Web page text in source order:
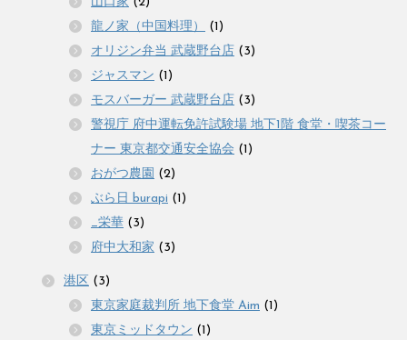
龍ノ家（中国料理）
(1)
オリジン弁当 武蔵野台店 (3)
ジャスマン (1)
モスバーガー 武蔵野台店 (3)
警視庁 府中運転免許試験場 地下1階 食堂・喫茶コー
ナー 東京都交通安全協会 (1)
おがつ農園 (2)
ぶら日 burapi (1)
_栄華 (3)
府中大和家 (3)
港区 (3)
東京家庭裁判所 地下食堂 Aim (1)
東京ミッドタウン (1)